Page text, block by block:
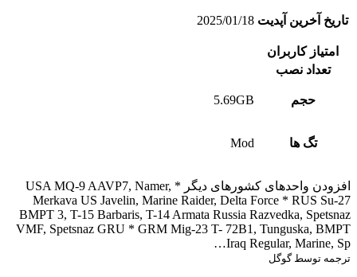
تاریخ آخرین آپدیت 2025/01/18
امتیاز کاربران
تعداد نصب
حجم 5.69GB
تگ ها Mod
افزودن واحدهای کشورهای دیگر * USA MQ-9 AAVP7, Namer,
Merkava US Javelin, Marine Raider, Delta Force * RUS Su-27
BMPT 3, T-15 Barbaris, T-14 Armata Russia Razvedka, Spetsnaz
VMF, Spetsnaz GRU * GRM Mig-23 T- 72B1, Tunguska, BMPT
Iraq Regular, Marine, Sp…
ترجمه توسط گوگل